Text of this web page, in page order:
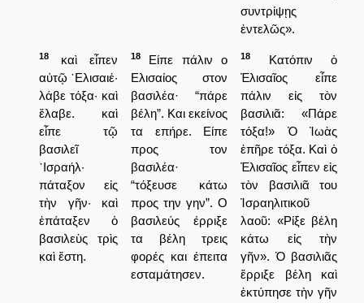
συντρίψῃς
ἐντελῶς».
18
καὶ εἶπεν
αὐτῷ ῾Ελισαιέ·
λάβε τόξα· καὶ
ἔλαβε. καὶ
εἶπε τῷ
βασιλεῖ
᾿Ισραήλ·
πάταξον εἰς
τὴν γῆν· καὶ
ἐπάταξεν ὁ
βασιλεὺς τρὶς
καὶ ἔστη.
18
Είπε πάλιν ο
Ελισαίος στον
βασιλέα· “πάρε
βέλη”. Και εκείνος
τα επήρε. Είπε
προς τον
βασιλέα·
“τόξευσε κάτω
προς την γην”. Ο
βασιλεύς έρριξε
τα βέλη τρεις
φορές και έπειτα
εσταμάτησεν.
18
Κατόπιν ὁ
Ἐλισαῖος εἶπε
πάλιν εἰς τὸν
βασιλιᾶ: «Πάρε
τόξα!» Ὁ Ἰωὰς
ἐπῆρε τόξα. Καὶ ὁ
Ἐλισαῖος εἶπεν εἰς
τὸν βασιλιᾶ του
Ἰσραηλιτικοῦ
λαοῦ: «Ρίξε βέλη
κάτω εἰς τὴν
γῆν». Ὁ βασιλιᾶς
ἔρριξε βέλη καὶ
ἐκτύπησε τὴν γῆν